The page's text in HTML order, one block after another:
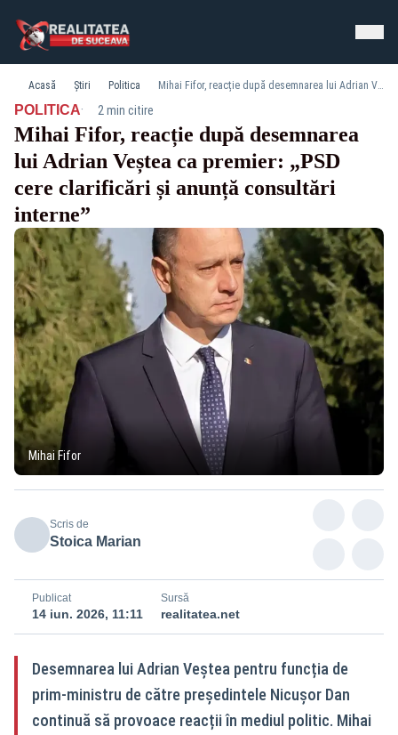
Acasă Știri Politica Mihai Fifor, reacție după desemnarea lui Adrian Veștea ca premier: „PSD cere clarificări și anunță consultări interne”
POLITICA· 2 min citire
Mihai Fifor, reacție după desemnarea
lui Adrian Veștea ca premier: „PSD
cere clarificări și anunță consultări
interne”
Mihai Fifor
Scris de
Stoica Marian
Publicat
14 iun. 2026, 11:11
Sursă
realitatea.net
Desemnarea lui Adrian Veștea pentru funcția de
prim-ministru de către președintele Nicușor Dan
continuă să provoace reacții în mediul politic. Mihai